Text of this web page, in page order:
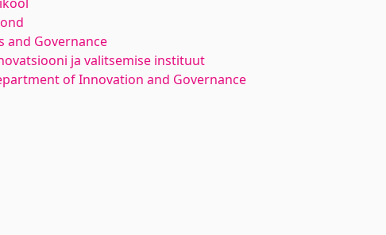
and Governance
ja valitsemise instituut
of Innovation and Governance